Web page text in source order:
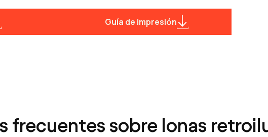
Guía de impresión
frecuentes sobre lonas